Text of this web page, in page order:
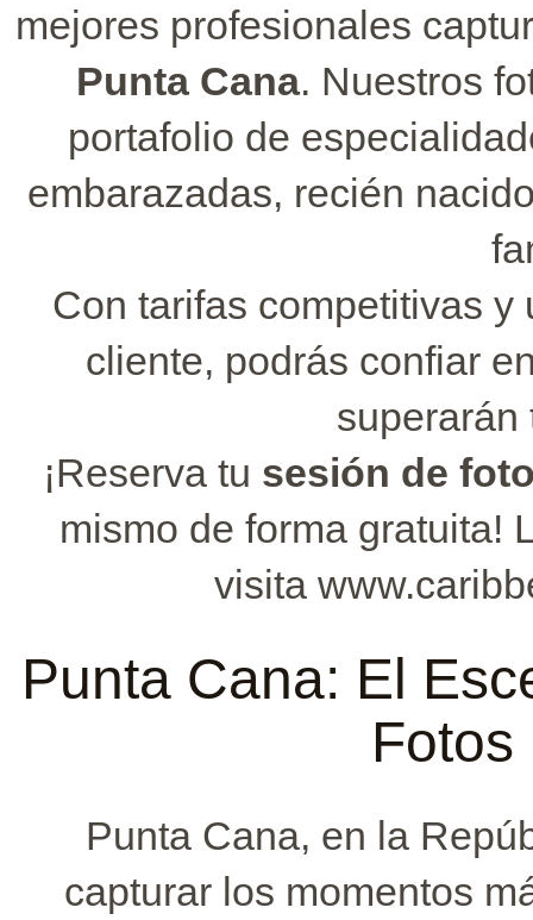
mejores profesionales
Punta Cana. Nuestros
portafolio de
embarazadas, recién
Con tarifas competitivas
cliente, podrás confiar
superarán
¡Reserva tu sesión de
mismo de forma gratuita!
visita
Punta Cana: El
Fotos
Punta Cana, en la
capturar los momentos